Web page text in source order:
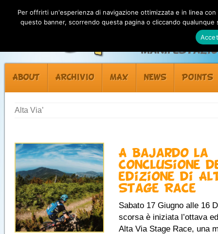
ABOUT ARCHIVIO MAX NEWS POINTS
Alta Via’
A Bajardo la
conclusione
edizione di
Stage Race
Sabato 17 Giugno alle 16
scorsa è iniziata l’ottava
Alta Via Stage Race, una
Per offrirti un'esperienza di navigazione ottimizzata e in linea
questo banner, scorrendo questa pagina o cliccando